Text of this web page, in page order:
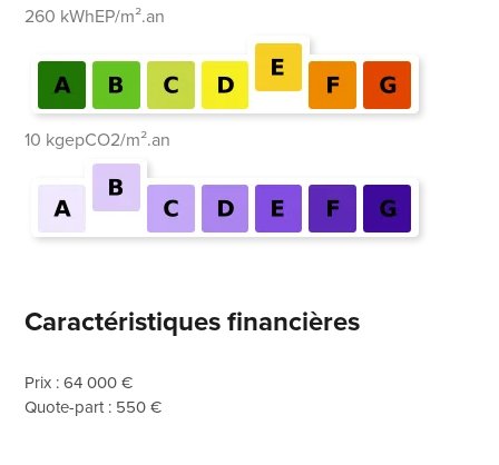
260 kWhEP/m².an
10 kgepCO2/m².an
Caractéristiques financières
Prix : 64 000 €
Quote-part : 550 €